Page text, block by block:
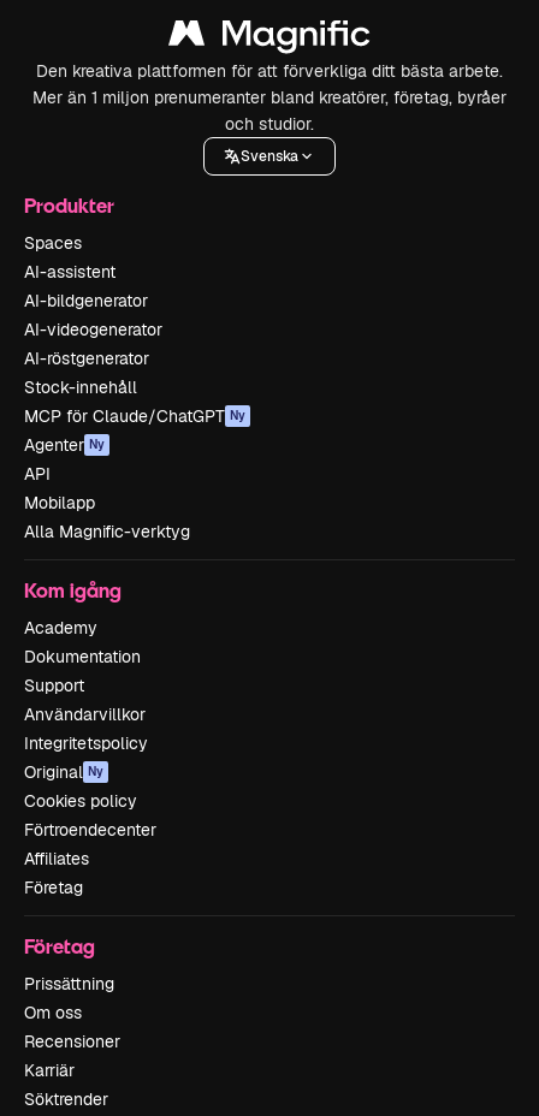
Den kreativa plattformen för att förverkliga ditt bästa arbete.
Mer än 1 miljon prenumeranter bland kreatörer, företag, byråer
och studior.
Svenska
Produkter
Spaces
AI-assistent
AI-bildgenerator
AI-videogenerator
AI-röstgenerator
Stock-innehåll
MCP för Claude/ChatGPT Ny
Agenter Ny
API
Mobilapp
Alla Magnific-verktyg
Kom igång
Academy
Dokumentation
Support
Användarvillkor
Integritetspolicy
Original Ny
Cookies policy
Förtroendecenter
Affiliates
Företag
Företag
Prissättning
Om oss
Recensioner
Karriär
Söktrender